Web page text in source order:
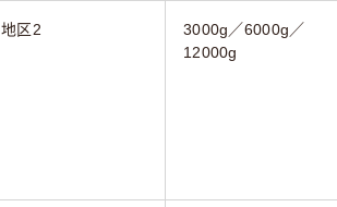
地区2
3000g／6000g／
12000g